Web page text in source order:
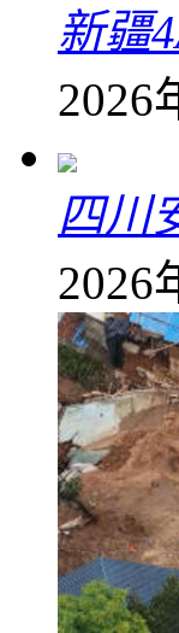
新疆
2026
四川
2026